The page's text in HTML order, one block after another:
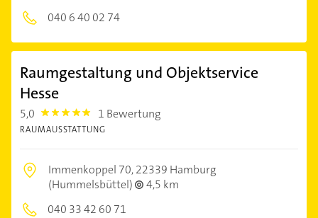
040 6 40 02 74
Raumgestaltung und Objektservice
Hesse
5,0 5.0 1 Bewertung
RAUMAUSSTATTUNG
Immenkoppel 70,22339 Hamburg
(Hummelsbüttel)
4,5 km
040 33 42 60 71